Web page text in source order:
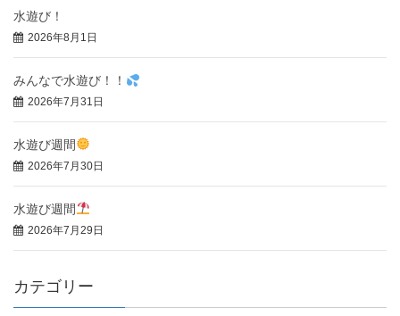
水遊び！
2026年8月1日
みんなで水遊び！！
2026年7月31日
水遊び週間
2026年7月30日
水遊び週間
2026年7月29日
カテゴリー